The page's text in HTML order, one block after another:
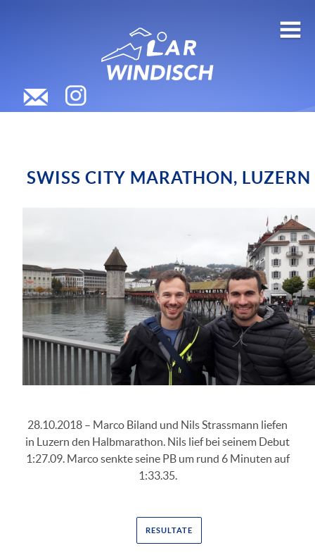
SWISS CITY MARATHON, LUZERN
28.10.2018 – Marco Biland und Nils Strassmann liefen
in Luzern den Halbmarathon. Nils lief bei seinem Debut
1:27.09. Marco senkte seine PB um rund 6 Minuten auf
1:33.35.
RESULTATE